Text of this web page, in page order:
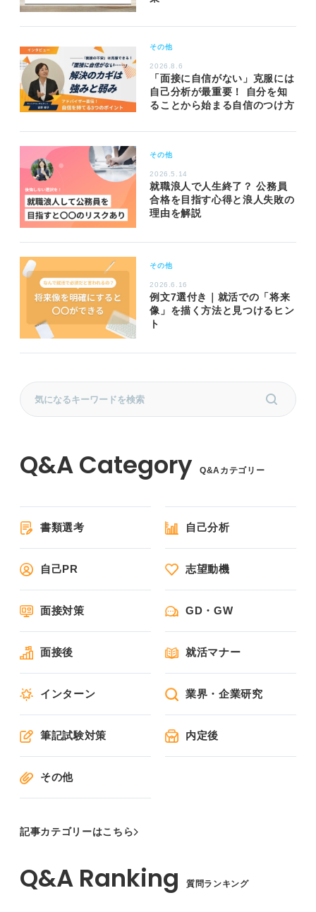
その他
2026.8.6
「面接に自信がない」克服には
自己分析が最重要！ 自分を知
ることから始まる自信のつけ方
その他
2026.5.14
就職浪人で人生終了？ 公務員
合格を目指す心得と浪人失敗の
理由を解説
その他
2026.6.16
例文7選付き｜就活での「将来
像」を描く方法と見つけるヒン
ト
Q&Aカテゴリー
書類選考 自己分析
自己PR 志望動機
面接対策 GD・GW
面接後 就活マナー
インターン 業界・企業研究
筆記試験対策 内定後
その他
記事カテゴリーはこちら
質問ランキング